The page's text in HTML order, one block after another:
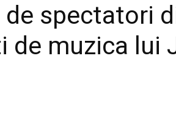
spectatori
de muzica lui